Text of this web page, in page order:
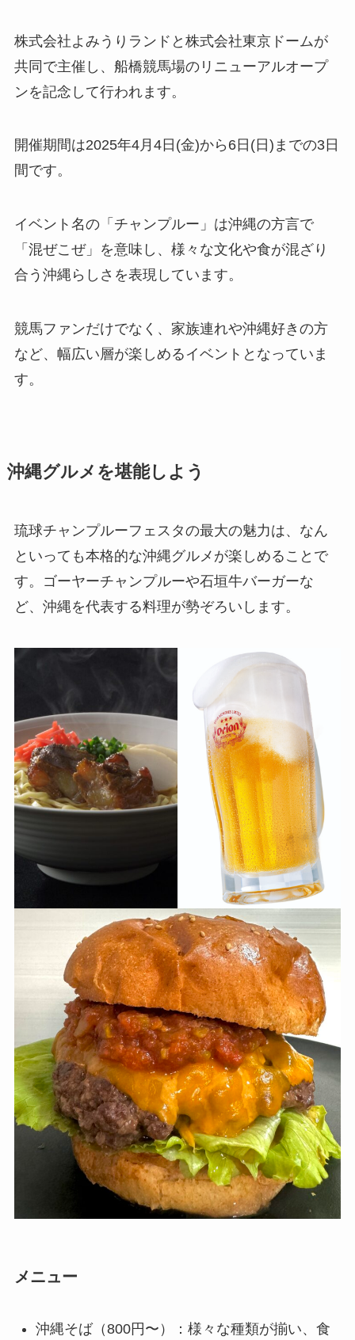
株式会社よみうりランドと株式会社東京ドームが
共同で主催し、船橋競馬場のリニューアルオープ
ンを記念して行われます。
開催期間は2025年4月4日(金)から6日(日)までの3日
間です。
イベント名の「チャンプルー」は沖縄の方言で
「混ぜこぜ」を意味し、様々な文化や食が混ざり
合う沖縄らしさを表現しています。
競馬ファンだけでなく、家族連れや沖縄好きの方
など、幅広い層が楽しめるイベントとなっていま
す。
沖縄グルメを堪能しよう
琉球チャンプルーフェスタの最大の魅力は、なん
といっても本格的な沖縄グルメが楽しめることで
す。ゴーヤーチャンプルーや石垣牛バーガーな
ど、沖縄を代表する料理が勢ぞろいします。
メニュー
沖縄そば（800円〜）：様々な種類が揃い、食